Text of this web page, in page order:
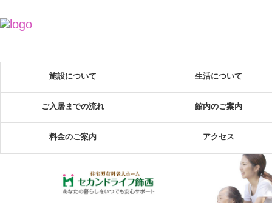
施設について 生活について
ご入居までの流れ 館内のご案内
料金のご案内 アクセス